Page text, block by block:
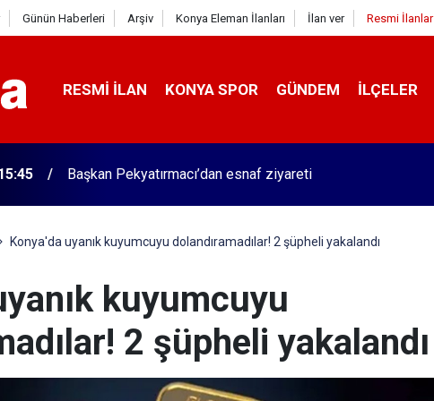
Günün Haberleri Arşiv Konya Eleman İlanları İlan ver Resmi İlanlar
RESMI İLAN KONYA SPOR GÜNDEM İLÇELER
Başkan Pekyatırmacı’dan esnaf ziyareti
Konya'da uyanık kuyumcuyu dolandıramadılar! 2 şüpheli yakalandı
kuyumcuyu
2 şüpheli yakalandı